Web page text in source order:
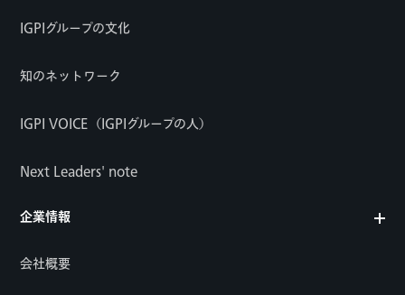
IGPIグループの文化
知のネットワーク
IGPI VOICE（IGPIグループの人）
Next Leaders' note
企業情報
会社概要